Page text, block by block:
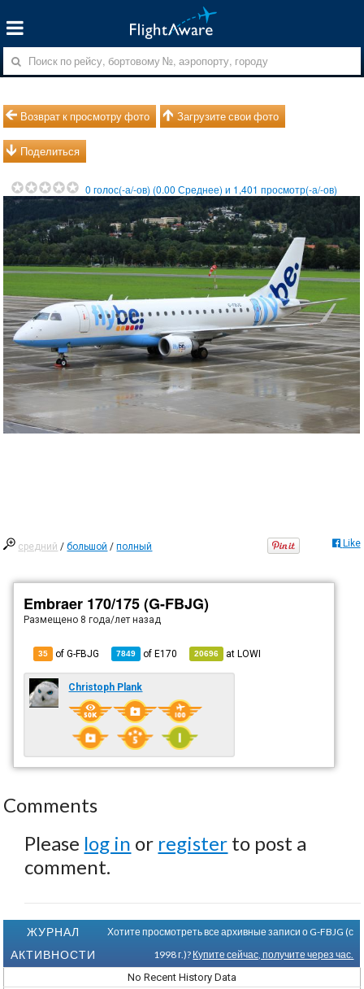
Возврат к просмотру фото Загрузите свои фото
Поделиться
0 голос(-а/-ов) (0.00 Среднее) и 1,401 просмотр(-а/-ов)
средний /большой /полный Like
Embraer 170/175 (G-FBJG)
Размещено 8 года/лет назад
35 of G-FBJG 7849 ofE170 20696 atLOWI
Christoph Plank
Comments
Please log in or register to post a
comment.
ЖУРНАЛ
АКТИВНОСТИ
Хотите просмотреть все архивные записи о G-FBJG (с
1998 г.)? Купите сейчас, получите через час.
No Recent History Data